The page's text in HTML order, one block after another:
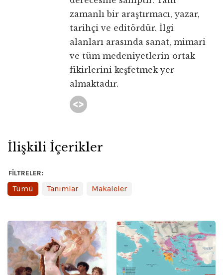
zamanlı bir araştırmacı, yazar,
tarihçi ve editördür. İlgi
alanları arasında sanat, mimari
ve tüm medeniyetlerin ortak
fikirlerini keşfetmek yer
almaktadır.
İlişkili İçerikler
FILTRELER:
Tümü Tanımlar Makaleler